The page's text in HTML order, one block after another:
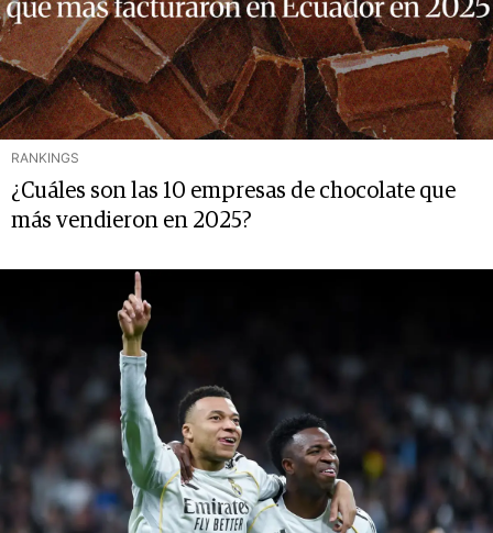
RANKINGS
¿Cuáles son las 10 empresas de chocolate que
más vendieron en 2025?